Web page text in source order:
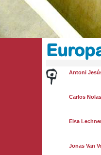
Antoni
Carlos
Elsa
Jonas Van